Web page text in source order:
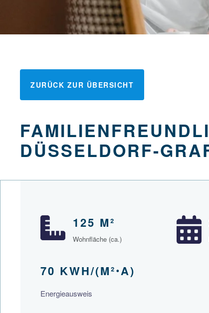
ZURÜCK ZUR ÜBERSICHT
DÜSSELDORF-
125 M²
Wohnfläche (ca.)
70 KWH/(M²ꞏA)
Energieausweis